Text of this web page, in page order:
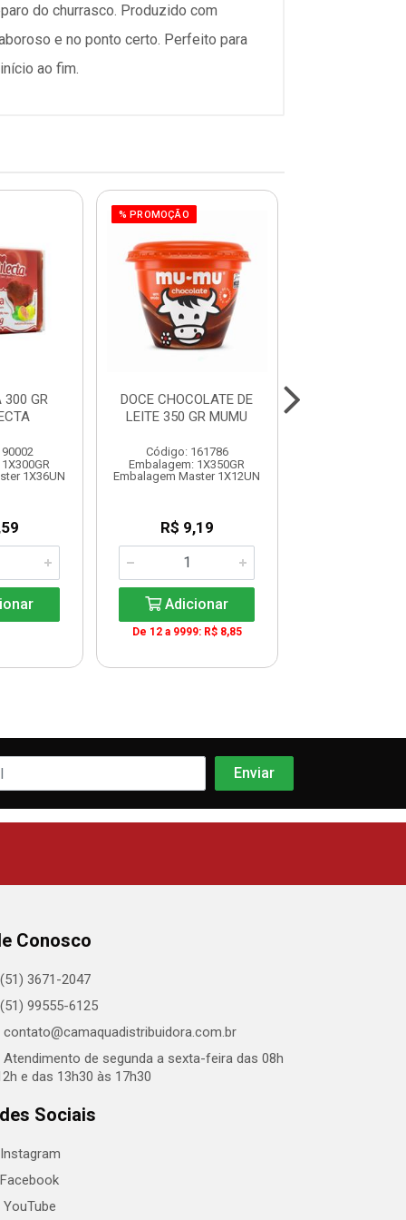
do churrasco. Produzido com
e no ponto certo. Perfeito para
ao fim.
300 GR
1X36UN
% PROMOÇÃO
DOCE CHOCOLATE DE
LEITE 350 GR MUMU
Código: 161786
Embalagem: 1X350GR
Embalagem Master 1X12UN
R$ 9,19
Adicionar
De 12 a 9999: R$ 8,85
Conosco
(51) 3671-2047
(51) 99555-6125
contato@camaquadistribuidora.com.br
Atendimento de segunda a sexta-feira das 08h
e das 13h30 às 17h30
Sociais
Instagram
Facebook
YouTube